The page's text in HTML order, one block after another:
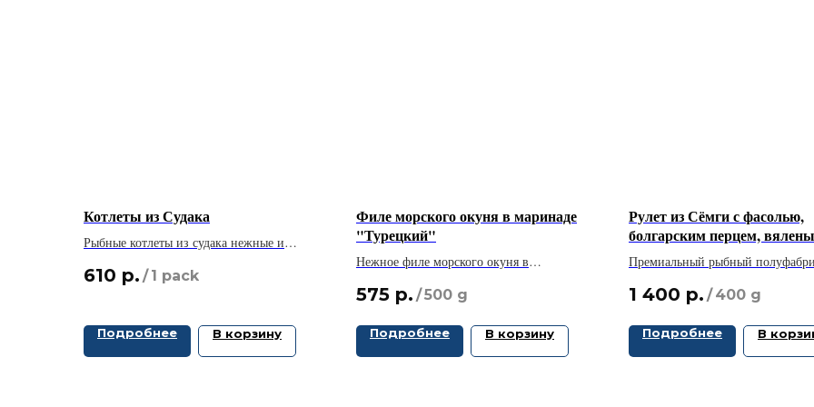
Котлеты из Судака
Рыбные котлеты из судака нежные и
610 р. / 1 pack
Подробнее В корзину
Филе морского окуня в маринаде
"Турецкий"
Нежное филе морского окуня в
кухни.
575 р. /500 g
Подробнее В корзину
Рулет из Сёмги с фасолью,
болгарским перцем,
томатами, сливочным
моцареллой
Премиальный рыбный
1 400 р. / 400 g
Подробнее В